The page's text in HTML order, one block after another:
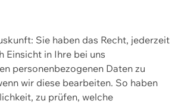
Sie haben das Recht, jederzeit
Einsicht in Ihre bei uns
personenbezogenen Daten zu
wir diese bearbeiten. So haben
zu prüfen, welche